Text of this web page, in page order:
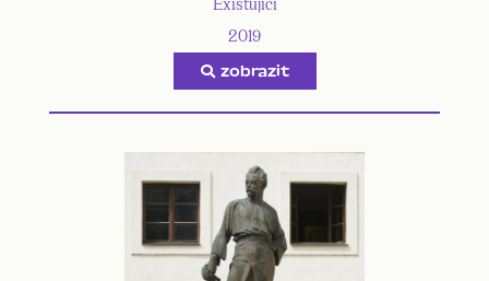
2019
zobrazit